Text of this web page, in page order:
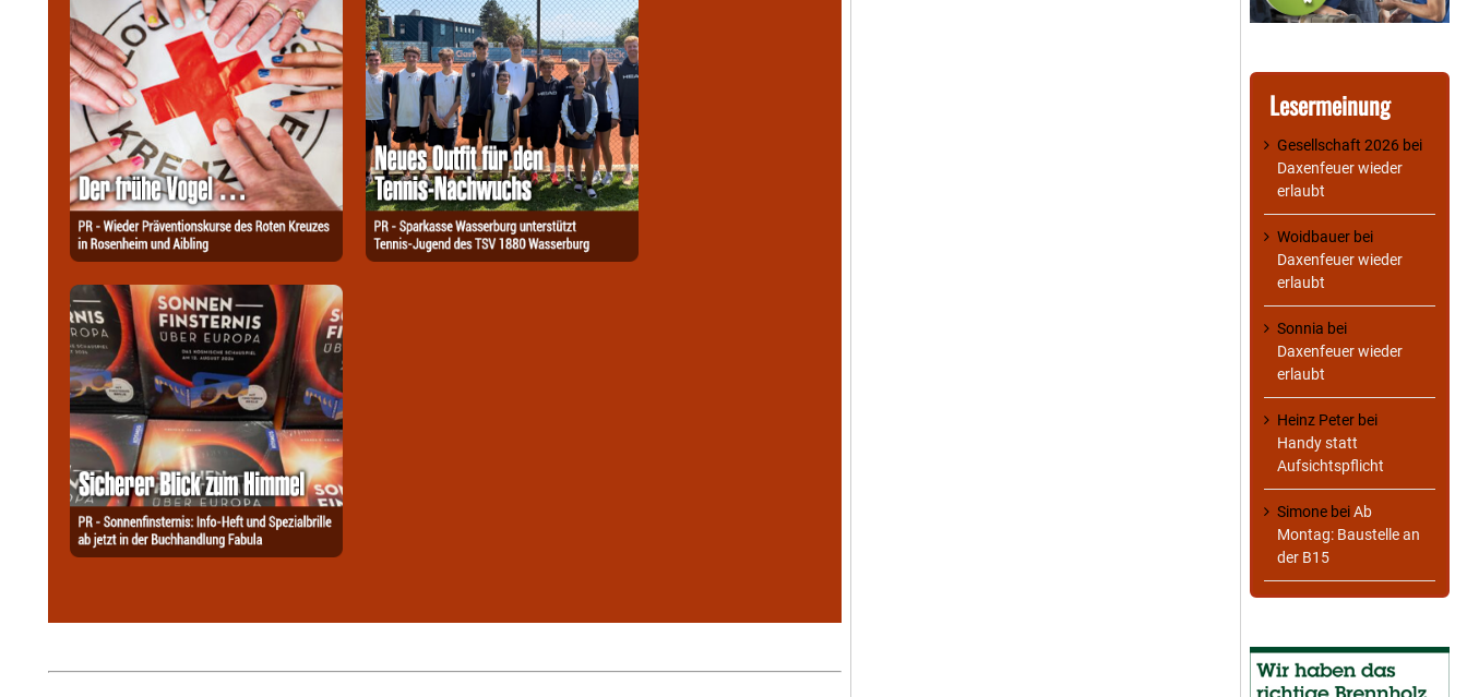
Lesermeinung
Gesellschaft 2026 bei
Daxenfeuer wieder
erlaubt
Woidbauer bei
Daxenfeuer wieder
erlaubt
Sonnia bei
Daxenfeuer wieder
erlaubt
Heinz Peter bei
Handy statt
Aufsichtspflicht
Simone beiAb
Montag: Baustelle an
der B15